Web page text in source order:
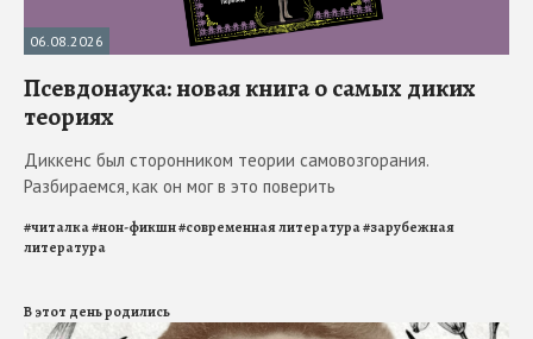
06.08.2026
Псевдонаука: новая книга о самых диких
теориях
Диккенс был сторонником теории самовозгорания.
Разбираемся, как он мог в это поверить
#читалка#нон-фикшн#современная литература#зарубежная
литература
В этот день родились